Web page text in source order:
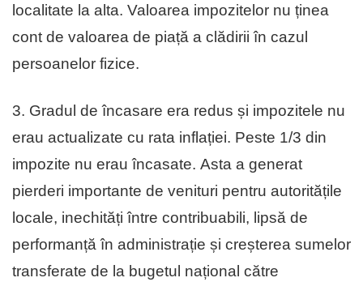
localitate la alta. Valoarea impozitelor nu ținea
cont de valoarea de piață a clădirii în cazul
persoanelor fizice.
3. Gradul de încasare era redus și impozitele nu
erau actualizate cu rata inflației. Peste 1/3 din
impozite nu erau încasate. Asta a generat
pierderi importante de venituri pentru autoritățile
locale, inechități între contribuabili, lipsă de
performanță în administrație și creșterea sumelor
transferate de la bugetul național către